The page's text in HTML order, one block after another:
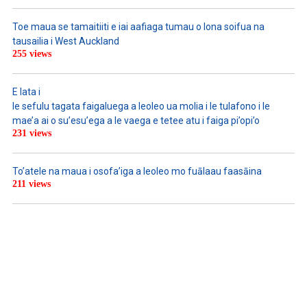
Toe maua se tamaitiiti e iai aafiaga tumau o lona soifua na
tausailia i West Auckland
255 views
E lata i
le sefulu tagata faigaluega a leoleo ua molia i le tulafono i le
mae’a ai o su’esu’ega a le vaega e tetee atu i faiga pi’opi’o
231 views
To’atele na maua i osofa’iga a leoleo mo fuālaau faasāina
211 views